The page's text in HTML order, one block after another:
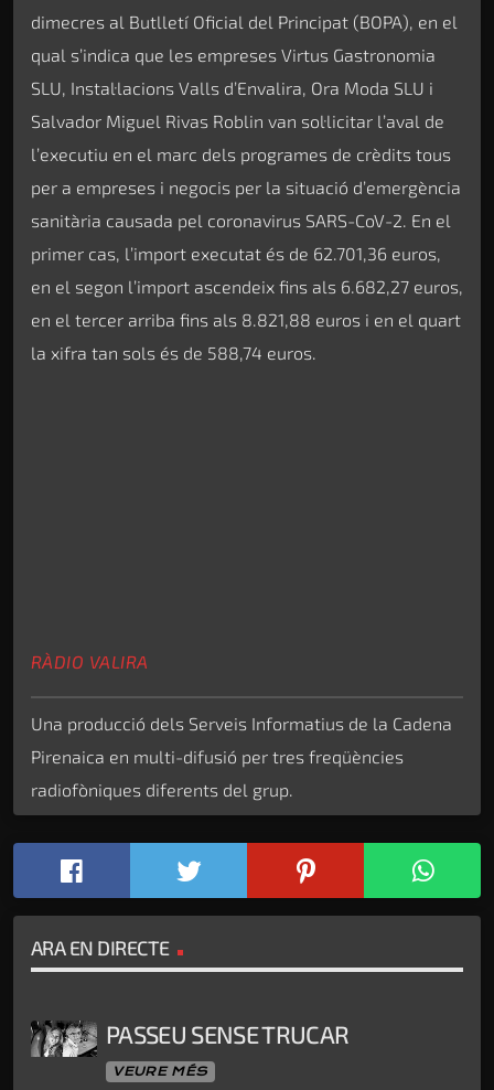
dimecres al Butlletí Oficial del Principat (BOPA), en el
qual s’indica que les empreses Virtus Gastronomia
SLU, Instal·lacions Valls d’Envalira, Ora Moda SLU i
Salvador Miguel Rivas Roblin van sol·licitar l’aval de
l’executiu en el marc dels programes de crèdits tous
per a empreses i negocis per la situació d’emergència
sanitària causada pel coronavirus SARS-CoV-2. En el
primer cas, l’import executat és de 62.701,36 euros,
en el segon l’import ascendeix fins als 6.682,27 euros,
en el tercer arriba fins als 8.821,88 euros i en el quart
la xifra tan sols és de 588,74 euros.
RÀDIO VALIRA
Una producció dels Serveis Informatius de la Cadena
Pirenaica en multi-difusió per tres freqüències
radiofòniques diferents del grup.
ARA EN DIRECTE
PASSEU SENSE TRUCAR
VEURE MÉS